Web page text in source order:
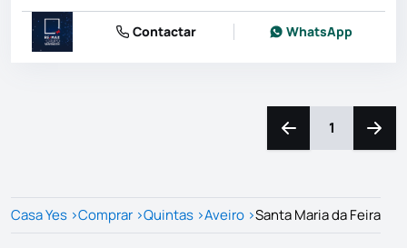
Contactar WhatsApp
Navegação para a
1
Casa Yes >Comprar >Quintas >Aveiro >Santa Maria da Feira